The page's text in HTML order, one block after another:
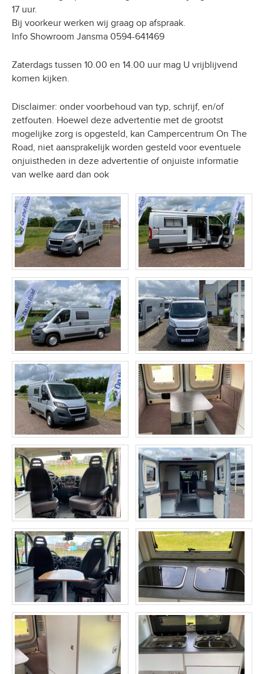
17 uur.
Bij voorkeur werken wij graag op afspraak.
Info Showroom Jansma 0594-641469
Zaterdags tussen 10.00 en 14.00 uur mag U vrijblijvend
komen kijken.
Disclaimer: onder voorbehoud van typ, schrijf, en/of
zetfouten. Hoewel deze advertentie met de grootst
mogelijke zorg is opgesteld, kan Campercentrum On The
Road, niet aansprakelijk worden gesteld voor eventuele
onjuistheden in deze advertentie of onjuiste informatie
van welke aard dan ook